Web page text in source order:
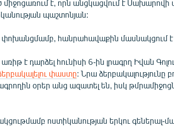
է, որն անցկացվում է Սախարովի
պաշտոնյան:
փոխանցմամբ, հանրահավաքին մասնակցում
է դարձել հունիսի 6-ին լրագրղ Իվան
փաստը: Նրա
օրեր անց ազատել են, իսկ
ոստիկանության երկու գեներալ-